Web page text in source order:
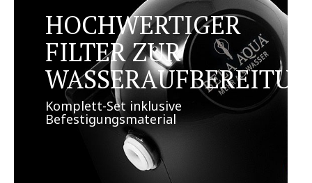
HOCHWERTIGER
FILTER ZUR
Komplett-Set inklusive
Befestigungsmaterial